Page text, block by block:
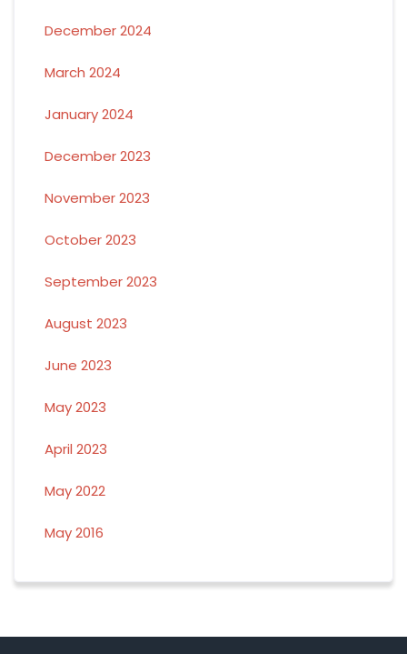
December 2024
March 2024
January 2024
December 2023
November 2023
October 2023
September 2023
August 2023
June 2023
May 2023
April 2023
May 2022
May 2016